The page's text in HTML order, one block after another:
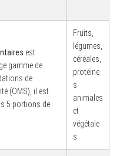
est
gamme de
de
(OMS), il est
5 portions de
Fruits,
légumes,
céréales,
protéine
s
animales
et
végétale
s